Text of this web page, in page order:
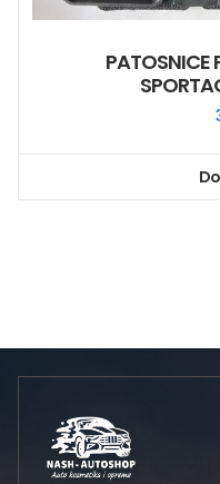
PATOSNICE